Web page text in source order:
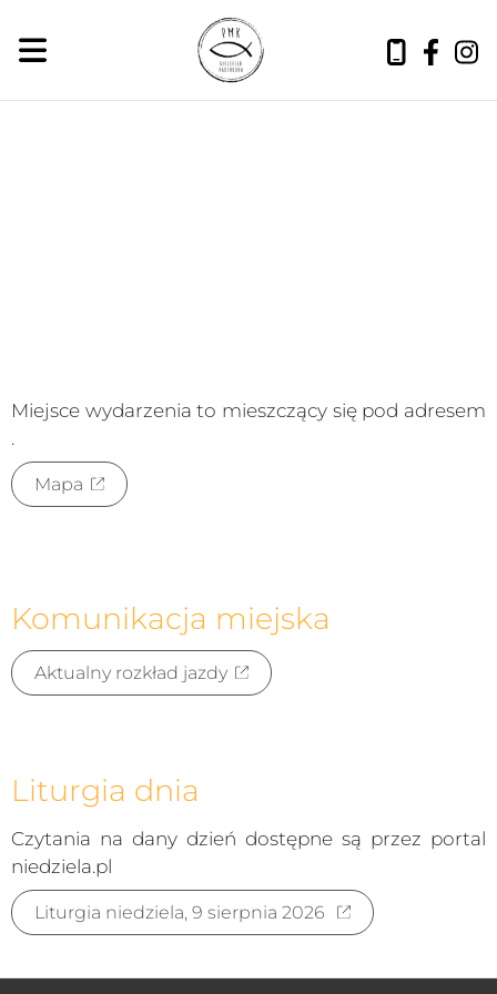
Miejsce wydarzenia to mieszczący się pod adresem
.
Mapa
Komunikacja miejska
Aktualny rozkład jazdy
Liturgia dnia
Czytania na dany dzień dostępne są przez portal
niedziela.pl
Liturgia niedziela, 9 sierpnia 2026